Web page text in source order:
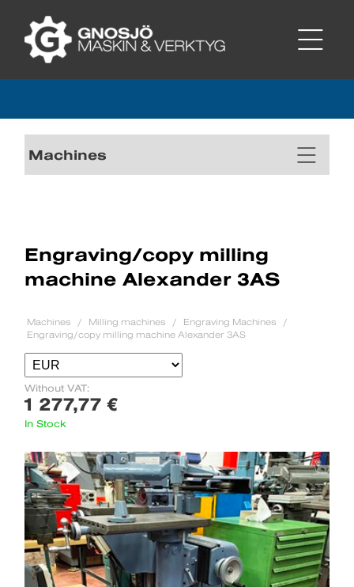
Machines
Engraving/copy milling
machine Alexander 3AS
Machines Milling machines
Engraving Machines
Engraving/copy milling machine Alexander 3AS
Without VAT:
1 277,77 €
In Stock